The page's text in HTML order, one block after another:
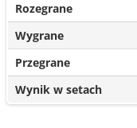
Rozegrane
Wygrane
Przegrane
Wynik w setach